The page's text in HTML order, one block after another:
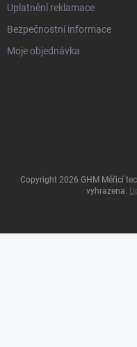
Uplatnění reklamace
Bezpečnostní informace
Moje objednávka
Copyright 2026 GHM Měřicí
vyhrazena.